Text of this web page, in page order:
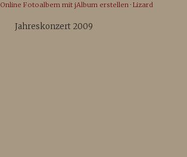
Online Fotoalbem mit jAlbum erstellen · Lizard
Jahreskonzert 2009